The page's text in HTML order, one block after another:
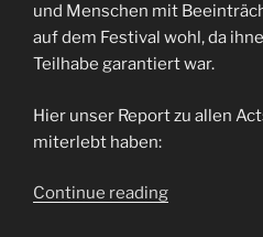
und Menschen mit
auf dem Festival wohl, da
Teilhabe garantiert war.
Hier unser Report zu allen
miterlebt haben:
Continue reading